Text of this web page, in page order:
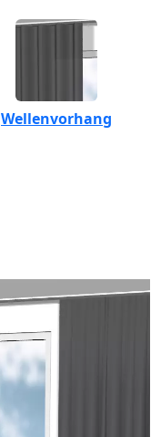
Wellenvorhang